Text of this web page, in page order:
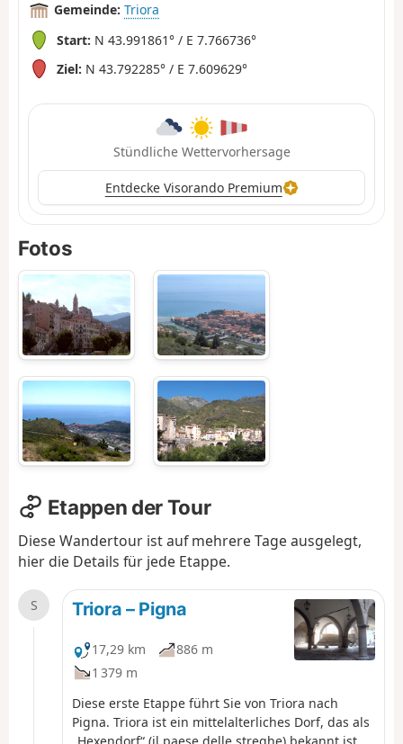
Gemeinde: Triora
Start: N 43.991861° / E 7.766736°
Ziel: N 43.792285° / E 7.609629°
Stündliche Wettervorhersage
Entdecke Visorando Premium
Fotos
Etappen der Tour
Diese Wandertour ist auf mehrere Tage ausgelegt,
hier die Details für jede Etappe.
S Triora – Pigna
17,29 km
886 m
1 379 m
Diese erste Etappe führt Sie von Triora nach
Pigna. Triora ist ein mittelalterliches Dorf, das als
„Hexendorf“ (il paese delle streghe) bekannt ist.